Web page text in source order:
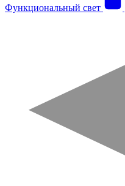
Функциональный свет